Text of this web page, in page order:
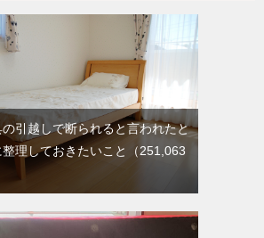
引越しで断られると言われたと
理しておきたいこと
（251,063